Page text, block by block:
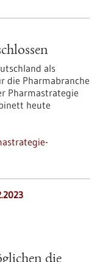
als
die Pharmabranche
Pharmastrategie
heute